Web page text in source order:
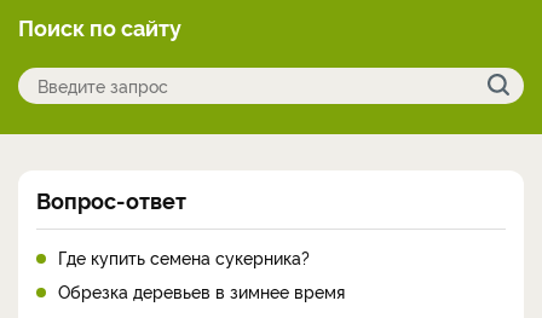
Поиск по сайту
Вопрос-ответ
Где купить семена сукерника?
Обрезка деревьев в зимнее время